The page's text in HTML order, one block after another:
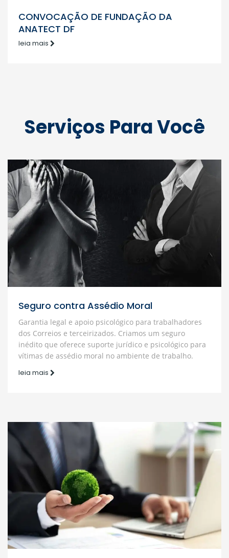
CONVOCAÇÃO DE FUNDAÇÃO DA
ANATECT DF
leia mais
Serviços Para Você
Seguro contra Assédio Moral
Garantia legal e apoio psicológico para trabalhadores
dos Correios e terceirizados. Criamos um seguro
inédito que oferece suporte jurídico e psicológico para
vítimas de assédio moral no ambiente de trabalho.
leia mais